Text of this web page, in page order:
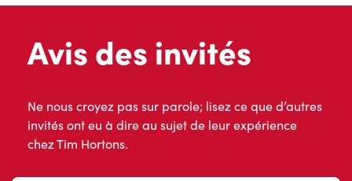
Avis des invités
Ne nous croyez pas sur parole; lisez ce que d’autres
invités ont eu à dire au sujet de leur expérience
chez Tim Hortons.